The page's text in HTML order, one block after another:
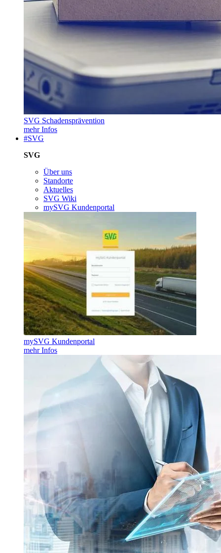
SVG Schadensprävention
mehr Infos
#SVG
SVG
Über uns
Standorte
Aktuelles
SVG Wiki
mySVG Kundenportal
mySVG Kundenportal
mehr Infos